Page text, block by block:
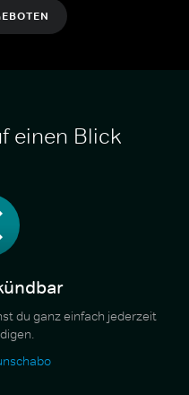
einen Blick
du ganz einfach jederzeit